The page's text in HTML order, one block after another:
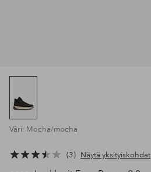
Väri: Mocha/mocha
3 Näytä yksityiskohdat